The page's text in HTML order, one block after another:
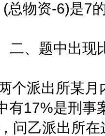
(总物资-6)是7
、题中出现比
派出所某月
有17%是刑事
问乙派出所